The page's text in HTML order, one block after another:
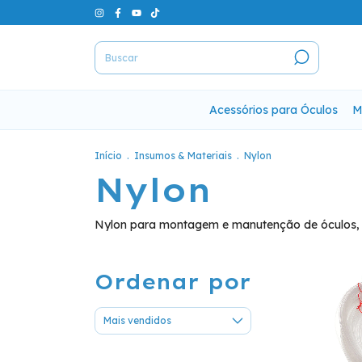
Acessórios para Óculos
Início . Insumos & Materiais . Nylon
Nylon
Nylon para montagem e manutenção de
Ordenar por